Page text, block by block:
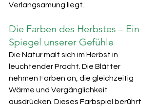
Verlangsamung liegt.
Die Farben des Herbstes – Ein
Spiegel unserer Gefühle
Die Natur malt sich im Herbst in
leuchtender Pracht. Die Blätter
nehmen Farben an, die gleichzeitig
Wärme und Vergänglichkeit
ausdrücken. Dieses Farbspiel berührt